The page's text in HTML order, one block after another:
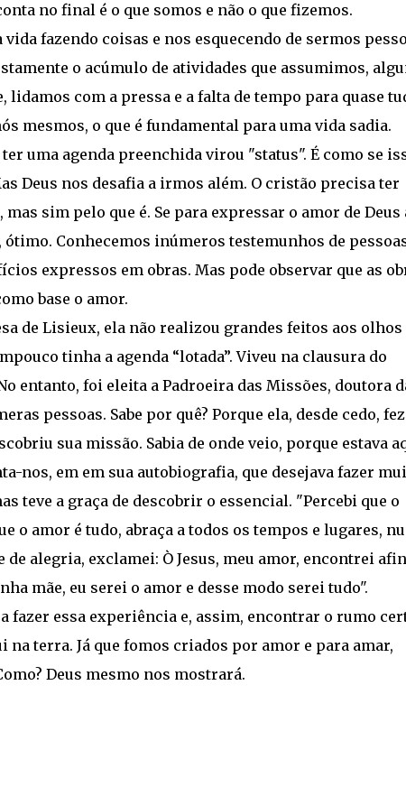
no final é o que somos e não o que fizemos.
fazendo coisas e nos esquecendo de sermos
o acúmulo de atividades que assumimos,
com a pressa e a falta de tempo para quase
mesmos, o que é fundamental para uma vida sadia.
uma agenda preenchida virou "status". É como se
Deus nos desafia a irmos além. O cristão precisa ter
sim pelo que é. Se para expressar o amor de Deus
Conhecemos inúmeros testemunhos de
expressos em obras. Mas pode observar que as
base o amor.
de Lisieux, ela não realizou grandes feitos aos olhos
tinha a agenda “lotada”. Viveu na clausura do
entanto, foi eleita a Padroeira das Missões, doutora
pessoas. Sabe por quê? Porque ela, desde cedo,
sua missão. Sabia de onde veio, porque estava
nos, em em sua autobiografia, que desejava fazer
teve a graça de descobrir o essencial. "Percebi que o
o amor é tudo, abraça a todos os tempos e lugares,
alegria, exclamei: Ò Jesus, meu amor, encontrei
mãe, eu serei o amor e desse modo serei tudo".
fazer essa experiência e, assim, encontrar o rumo
terra. Já que fomos criados por amor e para amar,
Deus mesmo nos mostrará.